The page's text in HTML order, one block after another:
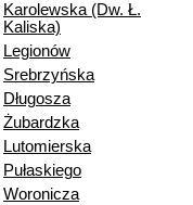
Karolewska (Dw. Ł.
Kaliska)
Legionów
Srebrzyńska
Długosza
Żubardzka
Lutomierska
Pułaskiego
Woronicza